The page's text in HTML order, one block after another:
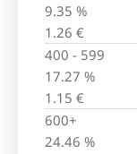
9.35 %
1.26 €
400 - 599
17.27 %
1.15 €
600+
24.46 %